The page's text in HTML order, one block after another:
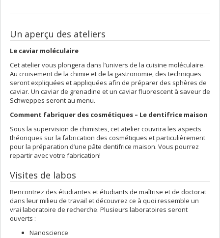
Un aperçu des ateliers
Le caviar moléculaire
Cet atelier vous plongera dans l’univers de la cuisine moléculaire.
Au croisement de la chimie et de la gastronomie, des techniques
seront expliquées et appliquées afin de préparer des sphères de
caviar. Un caviar de grenadine et un caviar fluorescent à saveur de
Schweppes seront au menu.
Comment fabriquer des cosmétiques – Le dentifrice maison
Sous la supervision de chimistes, cet atelier couvrira les aspects
théoriques sur la fabrication des cosmétiques et particulièrement
pour la préparation d’une pâte dentifrice maison. Vous pourrez
repartir avec votre fabrication!
Visites de labos
Rencontrez des étudiantes et étudiants de maîtrise et de doctorat
dans leur milieu de travail et découvrez ce à quoi ressemble un
vrai laboratoire de recherche. Plusieurs laboratoires seront
ouverts :
Nanoscience